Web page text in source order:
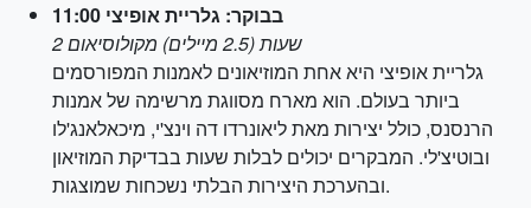
11:00 בבוקר: גלריית אופיצי
2 שעות (2.5 מיילים) מקולוסיאום
גלריית אופיצי היא אחת המוזיאונים לאמנות המפורסמים
ביותר בעולם. הוא מארח מסווגת מרשימה של אמנות
הרנסנס, כולל יצירות מאת ליאונרדו דה וינצ'י, מיכאלאנג'לו
ובוטיצ'לי. המבקרים יכולים לבלות שעות בבדיקת המוזיאון
ובהערכת היצירות הבלתי נשכחות שמוצגות.